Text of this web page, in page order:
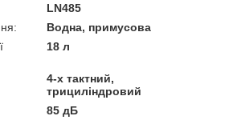
LN485
Водна, примусова
18 л
4-х тактний,
трициліндровий
85 дБ